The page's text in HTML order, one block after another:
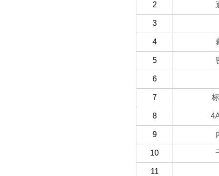
2
3
4
5
6
7
8
9
10
11